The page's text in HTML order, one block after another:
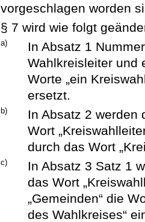
vorgeschlagen worden
§ 7 wird wie folgt
a)
In Absatz 1
Wahlkreisleiter und
Worte „ein
ersetzt.
b)
In Absatz 2 werden
Wort
durch das Wort
c)
In Absatz 3 Satz 1
das Wort
„Gemeinden“ die
des Wahlkreises“